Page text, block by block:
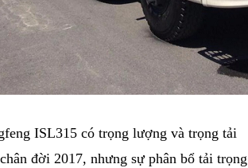
ISL315 có trọng lượng và trọng tải
đời 2017, nhưng sự phân bổ tải trọng